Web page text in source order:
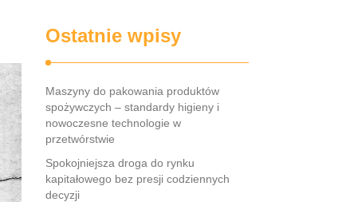
Ostatnie wpisy
Maszyny do pakowania produktów
spożywczych – standardy higieny i
nowoczesne technologie w
przetwórstwie
Spokojniejsza droga do rynku
kapitałowego bez presji codziennych
decyzji